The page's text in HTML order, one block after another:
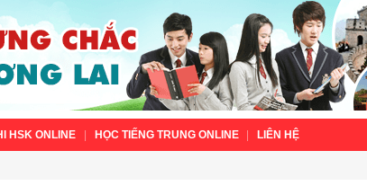
HSK ONLINE HỌC TIẾNG TRUNG ONLINE LIÊN HỆ